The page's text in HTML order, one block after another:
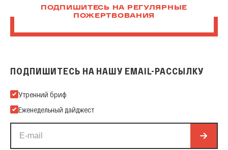
ПОДПИШИТЕСЬ НА РЕГУЛЯРНЫЕ
ПОЖЕРТВОВАНИЯ
ПОДПИШИТЕСЬ НА НАШУ EMAIL-РАССЫЛКУ
Подпишитесь на нашу Email-рассылку
Утренний бриф
Еженедельный дайджест